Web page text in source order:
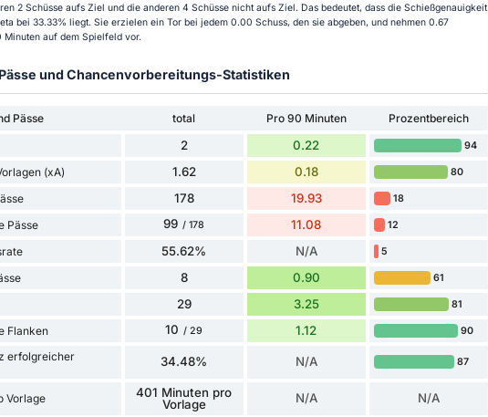
2 Schüsse aufs Ziel und die anderen 4 Schüsse nicht aufs Ziel. Das bedeutet, dass die Schießgenauigkeit
bei 33.33% liegt. Sie erzielen ein Tor bei jedem 0.00 Schuss, den sie abgeben, und nehmen 0.67
Minuten auf dem Spielfeld vor.
und Chancenvorbereitungs-Statistiken
Pässe total Pro 90 Minuten
Prozentbereich
2 0.22 94
(xA) 1.62 0.18 80
178 19.93 18
Pässe 99 / 178 11.08 12
55.62% N/A 5
8 0.90 61
29 3.25 81
Flanken 10 / 29 1.12 90
erfolgreicher
34.48% N/A 87
Vorlage
401 Minuten pro
Vorlage
N/A N/A